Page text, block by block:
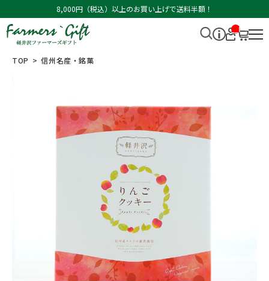
8,000円（税込）以上のお買い上げで送料半額！
__I
T
TOP 信州名産・銘菓